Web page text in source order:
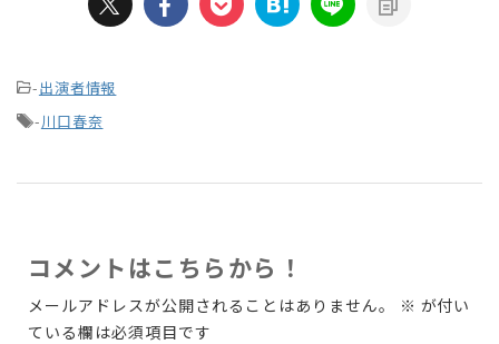
-出演者情報
-川口春奈
コメントはこちらから！
メールアドレスが公開されることはありません。 ※ が付い
ている欄は必須項目です